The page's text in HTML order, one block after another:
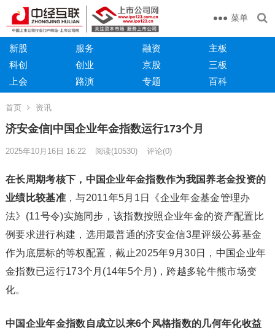
菜单
新股 服务 融资
主板
科创
创业 京股
三板
上会
路演 专题 百科
首页 资讯
济安金信|中国企业年金指数运行173个月
2025年10月16日 16:22 阅读(10530) 评论(0)
在长周期考核下，中国企业年金指数作为我国养老金投资的
业绩比较基准，与2011年5月1日《企业年金基金管理办
法》(11号令)实施同步，该指数按照企业年金的资产配置比
例要求进行构建，选用最普通的济安金信3星评级公募基金
作为底层标的等权配置，截止2025年9月30日，中国企业年
金指数已运行173个月(14年5个月)，跨越多轮牛熊市场变
化。
中国企业年金指数自成立以来6个风格指数的几何年化收益